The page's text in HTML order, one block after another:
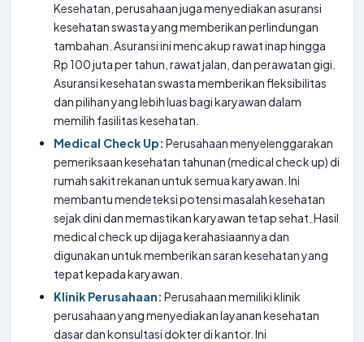
Kesehatan, perusahaan juga menyediakan asuransi
kesehatan swasta yang memberikan perlindungan
tambahan. Asuransi ini mencakup rawat inap hingga
Rp 100 juta per tahun, rawat jalan, dan perawatan gigi.
Asuransi kesehatan swasta memberikan fleksibilitas
dan pilihan yang lebih luas bagi karyawan dalam
memilih fasilitas kesehatan.
Medical Check Up: Perusahaan menyelenggarakan
pemeriksaan kesehatan tahunan (medical check up) di
rumah sakit rekanan untuk semua karyawan. Ini
membantu mendeteksi potensi masalah kesehatan
sejak dini dan memastikan karyawan tetap sehat. Hasil
medical check up dijaga kerahasiaannya dan
digunakan untuk memberikan saran kesehatan yang
tepat kepada karyawan.
Klinik Perusahaan: Perusahaan memiliki klinik
perusahaan yang menyediakan layanan kesehatan
dasar dan konsultasi dokter di kantor. Ini